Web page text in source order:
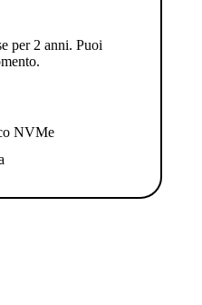
per 2 anni. Puoi
NVMe